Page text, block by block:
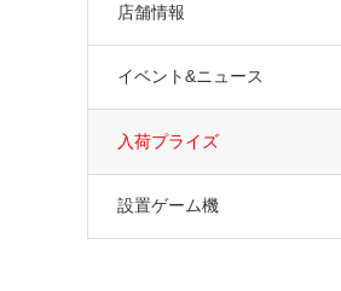
店舗情報
イベント&ニュース
入荷プライズ
設置ゲーム機